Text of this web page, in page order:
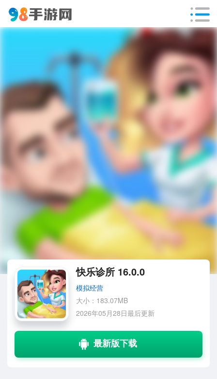
快乐诊所 16.0.0
模拟经营
大小：183.07MB
2026年05月28日最后更新